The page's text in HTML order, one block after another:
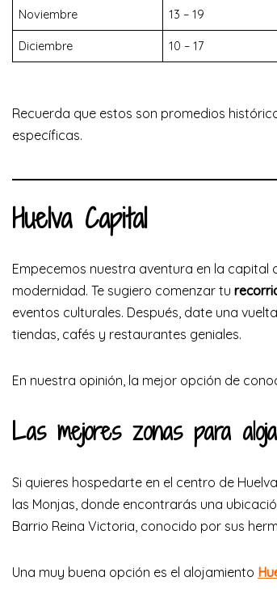
Noviembre 13 – 19
Diciembre 10 – 17
Recuerda que estos son promedios
específicas.
Huelva Capital
Empecemos nuestra aventura en la capital
modernidad. Te sugiero comenzar tu
eventos culturales. Después, date una
tiendas, cafés y restaurantes geniales.
En nuestra opinión, la mejor opción de
Las mejores zonas para
Si quieres hospedarte en el centro de
las Monjas, donde encontrarás una
Barrio Reina Victoria, conocido por sus
Una muy buena opción es el alojamiento